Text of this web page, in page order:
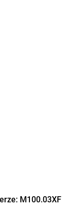
M100.03XF